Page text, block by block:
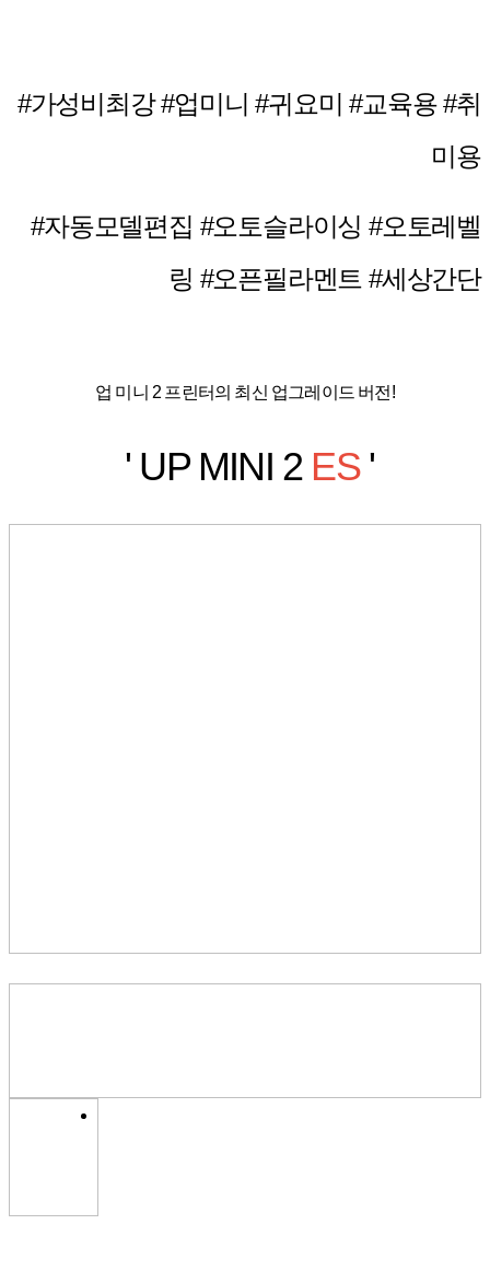
#가성비최강 #업미니 #귀요미 #교육용 #취
미용
#자동모델편집 #오토슬라이싱 #오토레벨
링 #오픈필라멘트 #세상간단
업 미니 2 프린터의 최신 업그레이드 버전!
' UP MINI 2 ES'